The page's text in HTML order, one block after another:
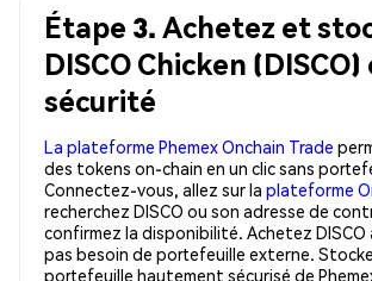
Étape 3. Achetez et
DISCO Chicken
sécurité
La plateforme Phemex Onchain Trade
des tokens on-chain en un clic sans
Connectez-vous, allez sur la plateforme
recherchez DISCO ou son adresse de
confirmez la disponibilité. Achetez DISCO
pas besoin de portefeuille externe.
portefeuille hautement sécurisé de